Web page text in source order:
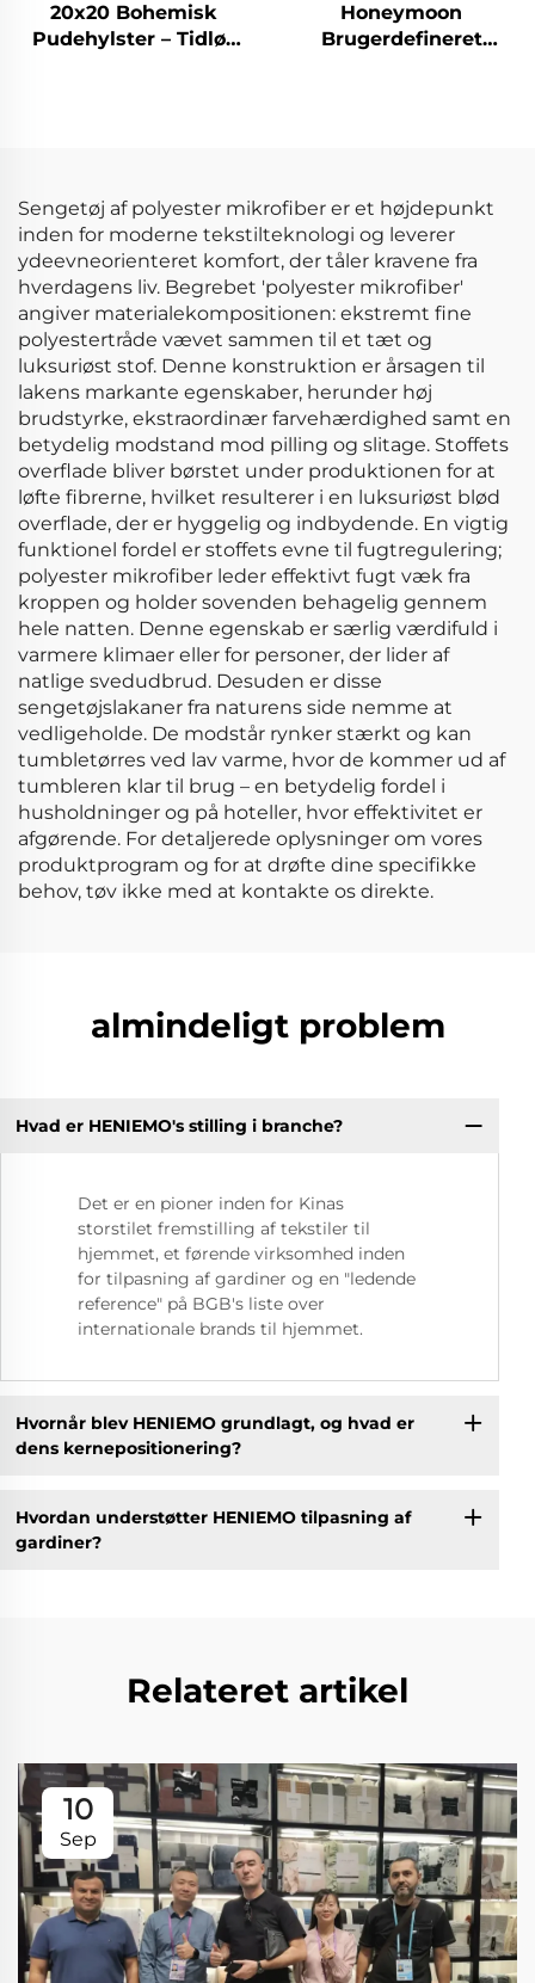
20x20 Bohemisk
Pudehylster – Tidløs
Honeymoon
Brugerdefineret
Sengetøj af polyester mikrofiber er et højdepunkt
inden for moderne tekstilteknologi og leverer
ydeevneorienteret komfort, der tåler kravene fra
hverdagens liv. Begrebet 'polyester mikrofiber'
angiver materialekompositionen: ekstremt fine
polyestertråde vævet sammen til et tæt og
luksuriøst stof. Denne konstruktion er årsagen til
lakens markante egenskaber, herunder høj
brudstyrke, ekstraordinær farvehærdighed samt en
betydelig modstand mod pilling og slitage. Stoffets
overflade bliver børstet under produktionen for at
løfte fibrerne, hvilket resulterer i en luksuriøst blød
overflade, der er hyggelig og indbydende. En vigtig
funktionel fordel er stoffets evne til fugtregulering;
polyester mikrofiber leder effektivt fugt væk fra
kroppen og holder sovenden behagelig gennem
hele natten. Denne egenskab er særlig værdifuld i
varmere klimaer eller for personer, der lider af
natlige svedudbrud. Desuden er disse
sengetøjslakaner fra naturens side nemme at
vedligeholde. De modstår rynker stærkt og kan
tumbletørres ved lav varme, hvor de kommer ud af
tumbleren klar til brug – en betydelig fordel i
husholdninger og på hoteller, hvor effektivitet er
afgørende. For detaljerede oplysninger om vores
produktprogram og for at drøfte dine specifikke
behov, tøv ikke med at kontakte os direkte.
almindeligt problem
Hvad er HENIEMO's stilling i branche?
Det er en pioner inden for Kinas
storstilet fremstilling af tekstiler til
hjemmet, et førende virksomhed inden
for tilpasning af gardiner og en "ledende
reference" på BGB's liste over
internationale brands til hjemmet.
Hvornår blev HENIEMO grundlagt, og hvad er
dens kernepositionering?
Hvordan understøtter HENIEMO tilpasning af
gardiner?
Relateret artikel
10
Sep